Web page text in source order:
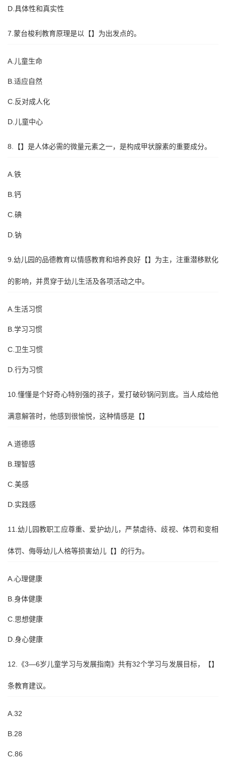
D.具体性和真实性
7.蒙台梭利教育原理是以【】为出发点的。
A.儿童生命
B.适应自然
C.反对成人化
D.儿童中心
8.【】是人体必需的微量元素之一，是构成甲状腺素的重要成分。
A.铁
B.钙
C.碘
D.钠
9.幼儿园的品德教育以情感教育和培养良好【】为主，注重潜移默化
的影响，并贯穿于幼儿生活及各项活动之中。
A.生活习惯
B.学习习惯
C.卫生习惯
D.行为习惯
10.懂懂是个好奇心特别强的孩子，爱打破砂锅问到底。当人成给他
满意解答时，他感到很愉悦，这种情感是【】
A.道德感
B.理智感
C.美感
D.实践感
11.幼儿园教职工应尊重、爱护幼儿，严禁虐待、歧视、体罚和变相
体罚、侮辱幼儿人格等损害幼儿【】的行为。
A.心理健康
B.身体健康
C.思想健康
D.身心健康
12.《3—6岁儿童学习与发展指南》共有32个学习与发展目标，【】
条教育建议。
A.32
B.28
C.86